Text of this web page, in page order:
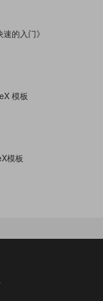
的入门》
模板
模板